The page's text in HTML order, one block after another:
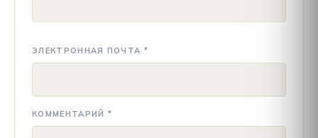
ЭЛЕКТРОННАЯ ПОЧТА *
КОММЕНТАРИЙ *